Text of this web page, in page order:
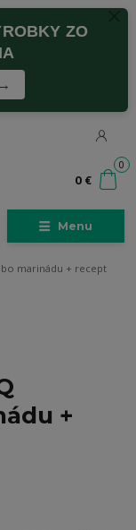
ZO
Menu
0
0 €
marinádu + recept
+